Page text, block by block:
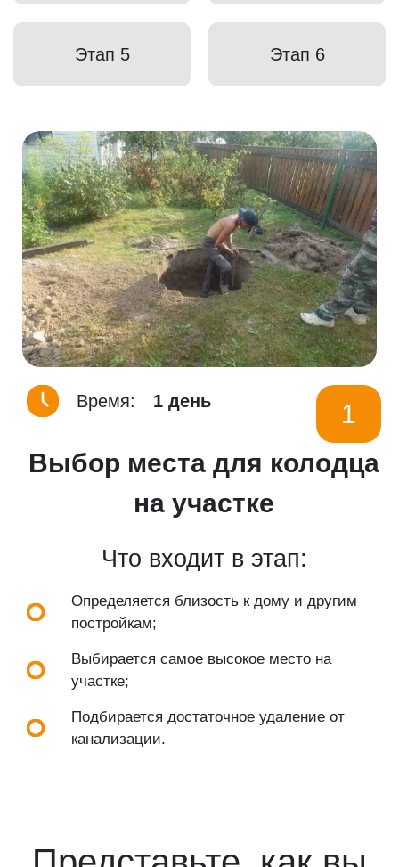
Этап 5 Этап 6
Время: 1 день
1
Выбор места для колодца
на участке
Что входит в этап:
Определяется близость к дому и другим
постройкам;
Выбирается самое высокое место на
участке;
Подбирается достаточное удаление от
канализации.